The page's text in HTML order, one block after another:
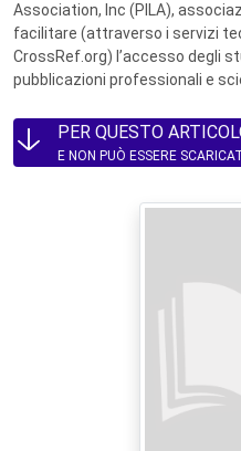
Association, Inc (PILA),
facilitare (attraverso i servizi
CrossRef.org) l’accesso degli
pubblicazioni professionali e
PER QUESTO
E NON PUÒ ESSERE